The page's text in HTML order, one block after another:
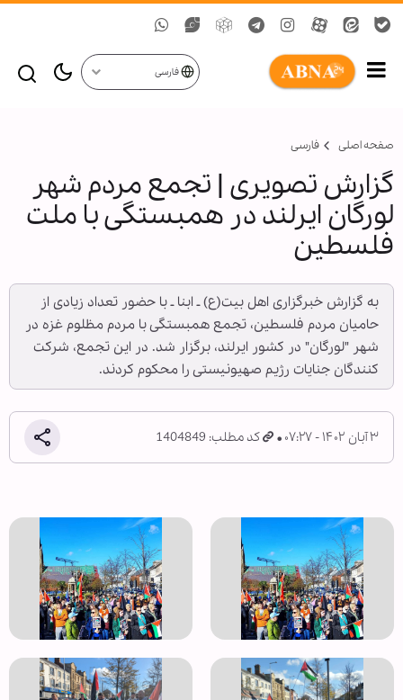
فارسی
صفحه اصلی فارسی
گزارش تصویری | تجمع مردم شهر
لورگان ایرلند در همبستگی با ملت
فلسطین
به گزارش خبرگزاری اهل بیت(ع) ـ ابنا ـ با حضور تعداد زیادی از
حامیان مردم فلسطین، تجمع همبستگی با مردم مظلوم غزه در
شهر "لورگان" در کشور ایرلند، برگزار شد. در این تجمع، شرکت
کنندگان جنایات رژیم صهیونیستی را محکوم کردند.
۳ آبان ۱۴۰۲ - ۰۷:۲۷ کد مطلب: 1404849